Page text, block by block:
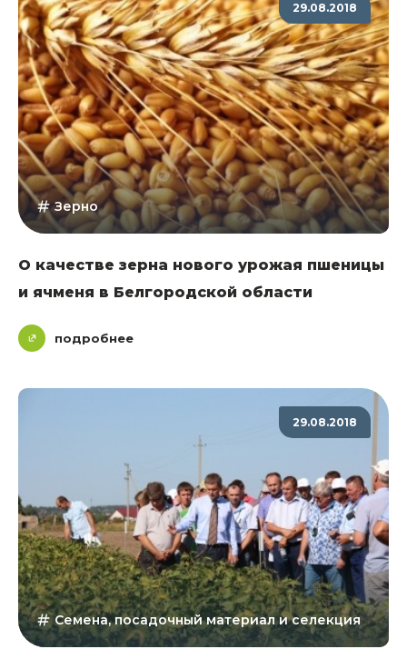
29.08.2018
Зерно
О качестве зерна нового урожая пшеницы
и ячменя в Белгородской области
подробнее
29.08.2018
Семена, посадочный материал и селекция